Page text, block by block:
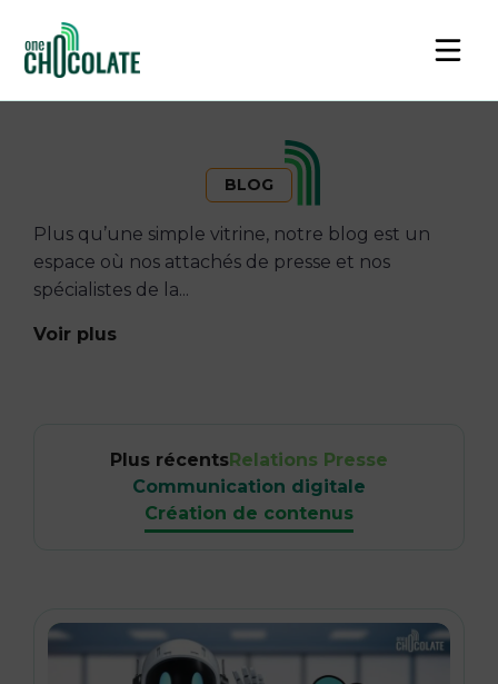
BLOG
Plus qu’une simple vitrine, notre blog est un
espace où nos attachés de presse et nos
spécialistes de la...
Voir plus
Plus récentsRelations Presse
Communication digitale
Création de contenus